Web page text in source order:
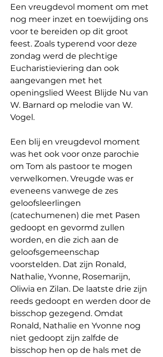
Een vreugdevol moment om met
nog meer inzet en toewijding ons
voor te bereiden op dit groot
feest. Zoals typerend voor deze
zondag werd de plechtige
Eucharistieviering dan ook
aangevangen met het
openingslied Weest Blijde Nu van
W. Barnard op melodie van W.
Vogel.
Een blij en vreugdevol moment
was het ook voor onze parochie
om Tom als pastoor te mogen
verwelkomen. Vreugde was er
eveneens vanwege de zes
geloofsleerlingen
(catechumenen) die met Pasen
gedoopt en gevormd zullen
worden, en die zich aan de
geloofsgemeenschap
voorstelden. Dat zijn Ronald,
Nathalie, Yvonne, Rosemarijn,
Oliwia en Zilan. De laatste drie zijn
reeds gedoopt en werden door de
bisschop gezegend. Omdat
Ronald, Nathalie en Yvonne nog
niet gedoopt zijn zalfde de
bisschop hen op de hals met de